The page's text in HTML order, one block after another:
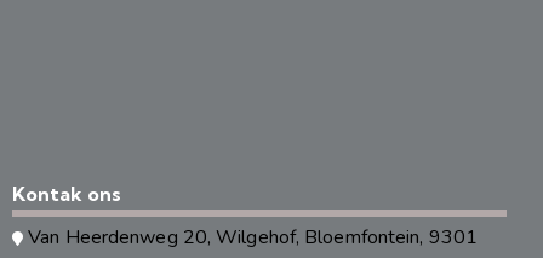
Kontak ons
Van Heerdenweg 20, Wilgehof, Bloemfontein, 9301